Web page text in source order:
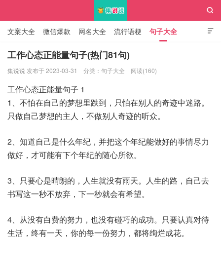

文案大全 微信爆款 网名大全 流行语梗 句子大全
知识大全

工作心态正能量句子(热门81句)
集说说 发布于 2023-03-31 分类： 句子大全 阅读(160)
工作心态正能量句子 1
1、不怕在自己的梦想里跌到，只怕在别人的奇迹中迷路。
只做自己梦想的主人，不做别人奇迹的听众。
2、知道自己是什么年纪，并把这个年纪能做好的事情尽力
做好，才可能有下个年纪的随心所欲。
3、只要心是晴朗的，人生就没有雨天。人生的路，自己去
书写这一秒不放弃，下一秒就会有希望。
4、从没有白费的努力，也没有碰巧的成功。只要认真对待
生活，终有一天，你的每一份努力，都将绚烂成花。